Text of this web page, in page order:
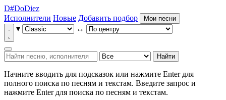
D#DoDiez
Исполнители Новые Добавить подбор Мои песни
▾ ↔
Найти
Начните вводить для подсказок или нажмите Enter для
полного поиска по песням и текстам. Введите запрос и
нажмите Enter для поиска по песням и текстам.